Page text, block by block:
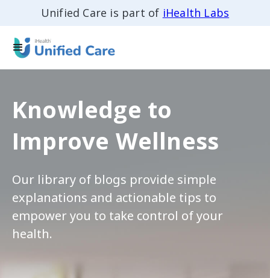
Unified Care is part of iHealth Labs
Knowledge to
Improve Wellness
Our library of blogs provide simple
explanations and actionable tips to
empower you to take control of your
health.